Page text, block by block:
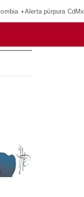
Alerta púrpura CdMx